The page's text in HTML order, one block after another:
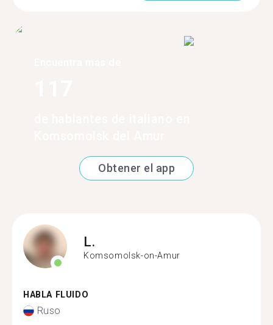
Obtener el app
L.
Komsomolsk-on-Amur
HABLA FLUIDO
Ruso